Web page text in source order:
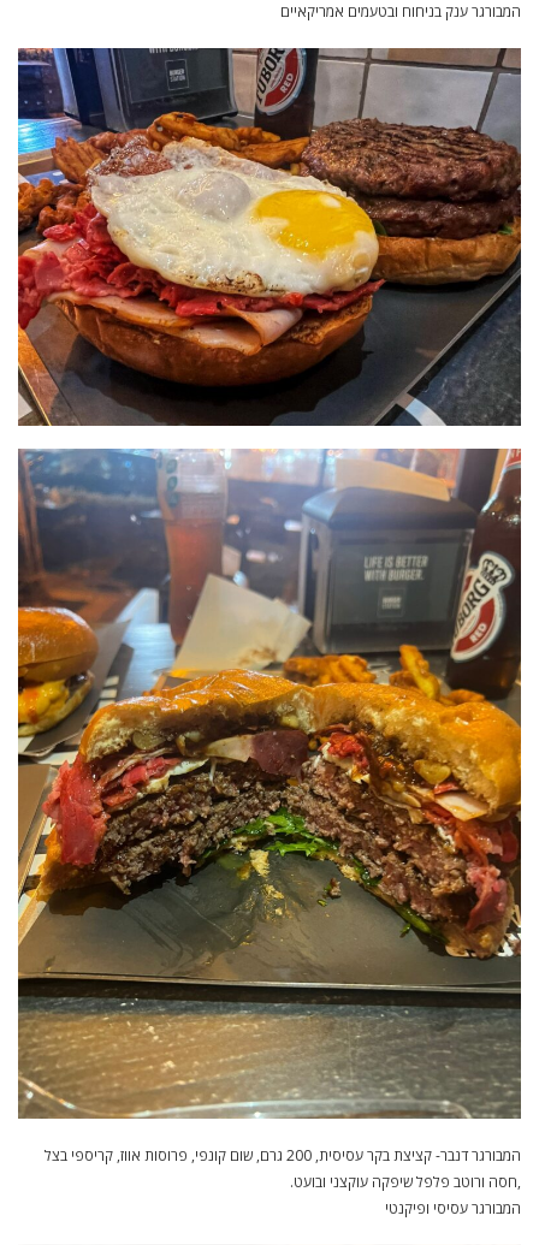
המבורגר ענק בניחוח ובטעמים אמריקאיים
המבורגר דנבר- קציצת בקר עסיסית, 200 גרם, שום קונפי, פרוסות אווז, קריספי בצל
,חסה ורוטב פלפל שיפקה עוקצני ובועט.
המבורגר עסיסי ופיקנטי